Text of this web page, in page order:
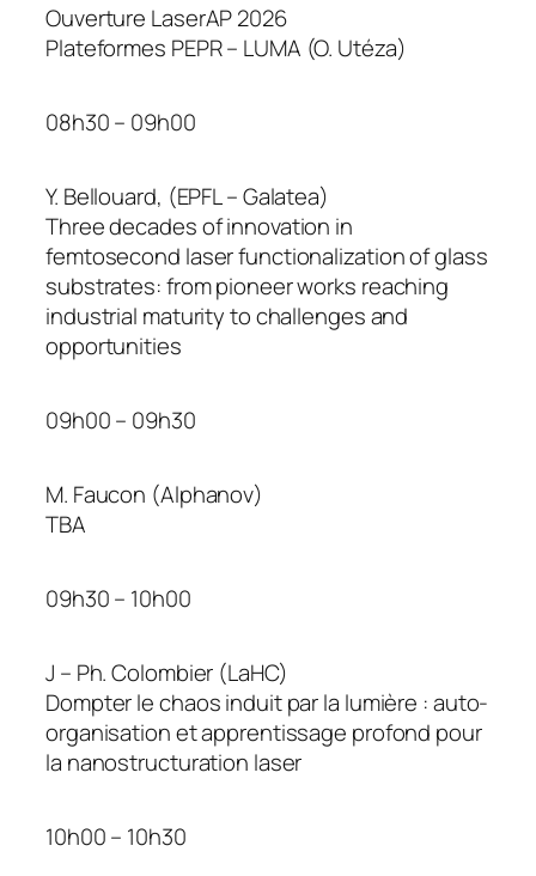
Ouverture LaserAP 2026
Plateformes PEPR – LUMA (O. Utéza)
08h30 – 09h00
Y. Bellouard, (EPFL – Galatea)
Three decades of innovation in
femtosecond laser functionalization of glass
substrates: from pioneer works reaching
industrial maturity to challenges and
opportunities
09h00 – 09h30
M. Faucon (Alphanov)
TBA
09h30 – 10h00
J – Ph. Colombier (LaHC)
Dompter le chaos induit par la lumière : auto-
organisation et apprentissage profond pour
la nanostructuration laser
10h00 – 10h30